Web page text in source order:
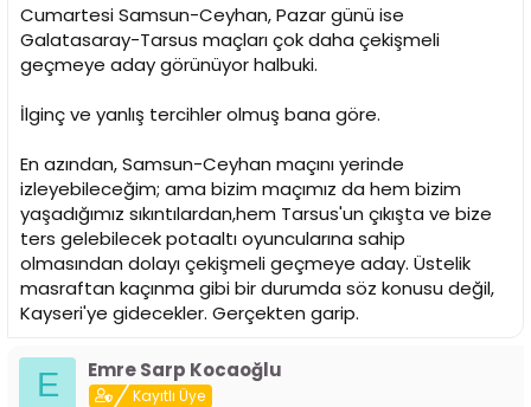
Cumartesi Samsun-Ceyhan, Pazar günü ise
Galatasaray-Tarsus maçları çok daha çekişmeli
geçmeye aday görünüyor halbuki.
İlginç ve yanlış tercihler olmuş bana göre.
En azından, Samsun-Ceyhan maçını yerinde
izleyebileceğim; ama bizim maçımız da hem bizim
yaşadığımız sıkıntılardan,hem Tarsus'un çıkışta ve bize
ters gelebilecek potaaltı oyuncularına sahip
olmasından dolayı çekişmeli geçmeye aday. Üstelik
masraftan kaçınma gibi bir durumda söz konusu değil,
Kayseri'ye gidecekler. Gerçekten garip.
E Emre Sarp Kocaoğlu
Kayıtlı Üye